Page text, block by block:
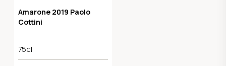
Amarone 2019 Paolo
Cottini
75cl